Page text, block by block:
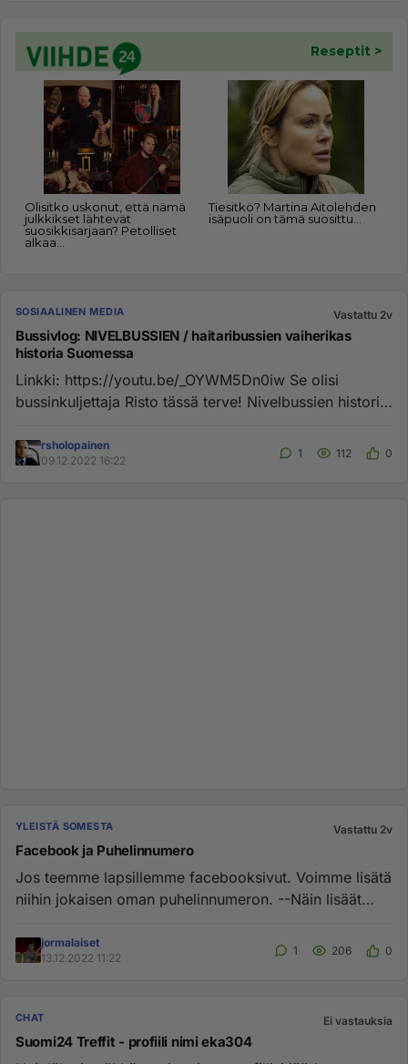
SOSIAALINEN MEDIA Vastattu 2v
Bussivlog: NIVELBUSSIEN / haitaribussien vaiherikas
historia Suomessa
Linkki: https://youtu.be/_OYWM5Dn0iw Se olisi
bussinkuljettaja Risto tässä terve! Nivelbussien historia
rsholopainen
09.12.2022 16:22
1 112 0
YLEISTÄ SOMESTA Vastattu 2v
Facebook ja Puhelinnumero
Jos teemme lapsillemme facebooksivut. Voimme lisätä
niihin jokaisen oman puhelinnumeron. --Näin lisäät
jormalaiset
13.12.2022 11:22
1 206 0
CHAT Ei vastauksia
Suomi24 Treffit - profiili nimi eka304